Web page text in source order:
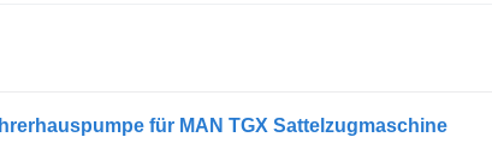
für MAN TGX Sattelzugmaschine